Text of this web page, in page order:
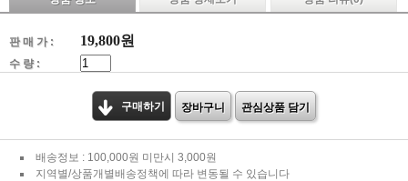
판 매 가 : 19,800원
수 량 :
구매하기 장바구니 관심상품 담기
배송정보 : 100,000원 미만시 3,000원
지역별/상품개별배송정책에 따라 변동될 수 있습니다